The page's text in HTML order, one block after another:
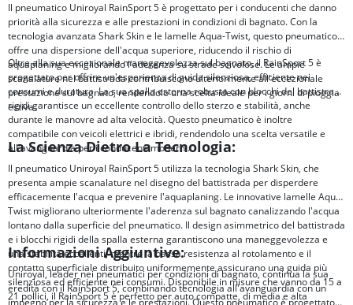
Il pneumatico Uniroyal RainSport 5 è progettato per i conducenti che danno
priorità alla sicurezza e alle prestazioni in condizioni di bagnato. Con la
tecnologia avanzata Shark Skin e le lamelle Aqua-Twist, questo pneumatico
offre una dispersione dell'acqua superiore, riducendo il rischio di
aquaplaning e migliorando l'aderenza su strade scivolose. Le ampie
scanalature nel battistrada contribuiscono ulteriormente all'eccezionale
prestazione sul bagnato, rendendolo una scelta ideale per i giorni di pioggia
estiva.
Oltre alla sua eccezionale maneggevolezza sul bagnato, il RainSport 5 è
progettato per offrire un'esperienza di guida silenziosa, efficiente nei
consumi e duratura. La sua spalla esterna robusta con blocchi del battistrada
rigidi garantisce un eccellente controllo dello sterzo e stabilità, anche
durante le manovre ad alta velocità. Questo pneumatico è inoltre
compatibile con veicoli elettrici e ibridi, rendendolo una scelta versatile e
all'avanguardia per i conducenti moderni.
La Scienza Dietro La Tecnologia:
Il pneumatico Uniroyal RainSport 5 utilizza la tecnologia Shark Skin, che
presenta ampie scanalature nel disegno del battistrada per disperdere
efficacemente l'acqua e prevenire l'aquaplaning. Le innovative lamelle Aqua-
Twist migliorano ulteriormente l'aderenza sul bagnato canalizzando l'acqua
lontano dalla superficie del pneumatico. Il design asimmetrico del battistrada
e i blocchi rigidi della spalla esterna garantiscono una maneggevolezza e
una stabilità eccellenti, mentre la bassa resistenza al rotolamento e il
contatto superficiale distribuito uniformemente assicurano una guida più
silenziosa ed efficiente nei consumi. Disponibile in misure che vanno da 15 a
21 pollici, il RainSport 5 è perfetto per auto compatte, di media e alta
Informazioni Aggiuntive:
Uniroyal, leader nei pneumatici per condizioni di bagnato, continua la sua
eredità con il RainSport 5, combinando tecnologia all'avanguardia con un